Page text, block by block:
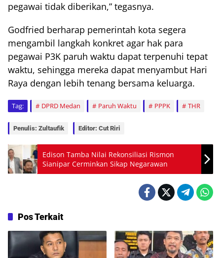
pegawai tidak diberikan,” tegasnya.
Godfried berharap pemerintah kota segera
mengambil langkah konkret agar hak para
pegawai P3K paruh waktu dapat terpenuhi tepat
waktu, sehingga mereka dapat menyambut Hari
Raya dengan lebih tenang bersama keluarga.
Tag: DPRD Medan Paruh Waktu PPPK THR
Penulis: Zultaufik Editor: Cut Riri
Edison Tamba Nilai Rekonsiliasi Rismon
Sianipar Cerminkan Sikap Negarawan
Pos Terkait